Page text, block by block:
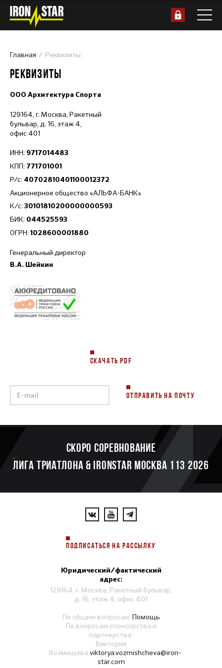
Главная Реквизиты
РЕКВИЗИТЫ
ООО Архитектура Спорта
129164, г. Москва, Ракетный
бульвар, д. 16, этаж 4,
офис 401
ИНН: 9717014483
КПП: 771701001
Р/с: 40702810401100012372
Акционерное общество «АЛЬФА-БАНК»
К/с: 30101810200000000593
БИК: 044525593
ОГРН: 1028600001880
Генеральный директор
В.А. Шейкин
СКАЧАТЬ PDF
ОТПРАВИТЬ НА ПОЧТУ
Скоро соревнование
ЛИГА ТРИАТЛОНА & IRONSTAR МОСКВА 113 2026
ПОДПИСАТЬСЯ НА РАССЫЛКУ
Юридический/фактический
адрес:
129164, г. Москва, Ракетный бульвар,
д. 16, этаж 4, офис 401
По общим вопросам: Помощь
По вопросам спонсорства и
партнерства:
Виктория
Возмищева viktorya.vozmishcheva@iron-
star.com